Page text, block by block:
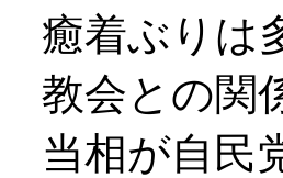
癒着ぶりは
教会との関
当相が自民